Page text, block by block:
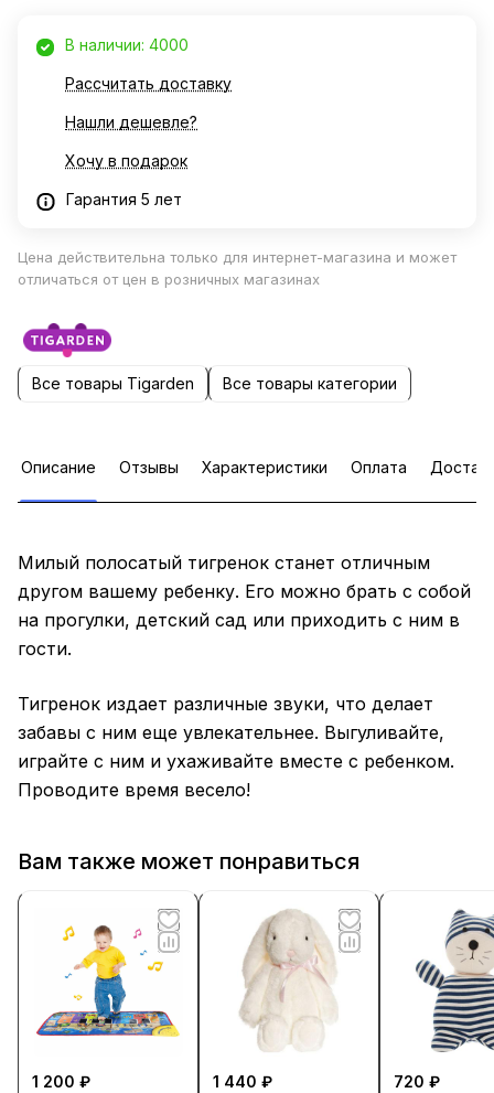
В наличии: 4000
Рассчитать доставку
Нашли дешевле?
Хочу в подарок
Гарантия 5 лет
Цена действительна только для интернет-магазина и может
отличаться от цен в розничных магазинах
Все товары Tigarden Все товары категории
Описание Отзывы Характеристики Оплата
Милый полосатый тигренок станет отличным
другом вашему ребенку. Его можно брать с собой
на прогулки, детский сад или приходить с ним в
гости.
Тигренок издает различные звуки, что делает
забавы с ним еще увлекательнее. Выгуливайте,
играйте с ним и ухаживайте вместе с ребенком.
Проводите время весело!
Вам также может понравиться
1 200 ₽
1 440 ₽
720 ₽